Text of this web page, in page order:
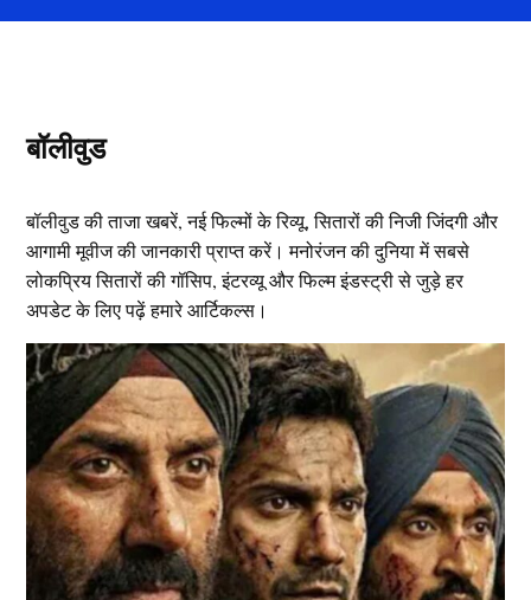
बॉलीवुड
बॉलीवुड की ताजा खबरें, नई फिल्मों के रिव्यू, सितारों की निजी जिंदगी और
आगामी मूवीज की जानकारी प्राप्त करें। मनोरंजन की दुनिया में सबसे
लोकप्रिय सितारों की गॉसिप, इंटरव्यू और फिल्म इंडस्ट्री से जुड़े हर
अपडेट के लिए पढ़ें हमारे आर्टिकल्स।